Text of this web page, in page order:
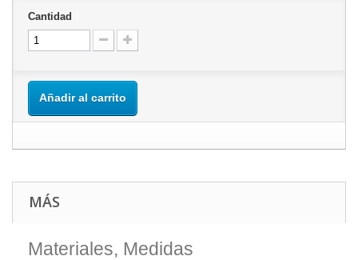
Cantidad
Añadir al carrito
MÁS
Materiales, Medidas